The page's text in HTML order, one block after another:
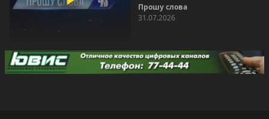
Прошу слова
31.07.2026